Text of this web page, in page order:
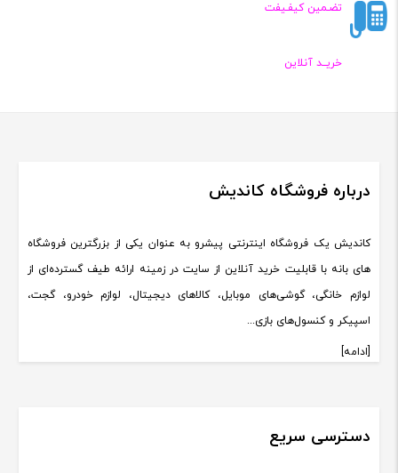
تضـمین کیفـیفت
خریــد آنلاین
درباره فروشگاه کاندیش
کاندیش یک فروشگاه اینترنتی پیشرو به عنوان یکی از بزرگترین فروشگاه
های بانه با قابلیت خرید آنلاین از سایت در زمینه ارائه طیف گسترده‌ای از
لوازم خانگی، گوشی‌های موبایل، کالاهای دیجیتال، لوازم خودرو، گجت،
اسپیکر و کنسول‌های بازی...
[ادامه]
دسترسی سریع